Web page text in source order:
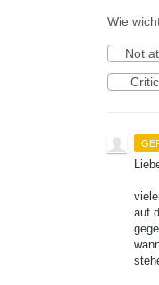
Wie
Not
auf